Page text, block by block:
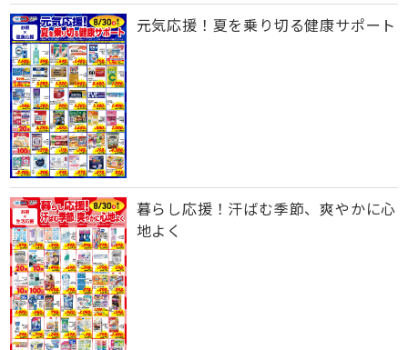
元気応援！夏を乗り切る健康サポート
暮らし応援！汗ばむ季節、爽やかに心
地よく